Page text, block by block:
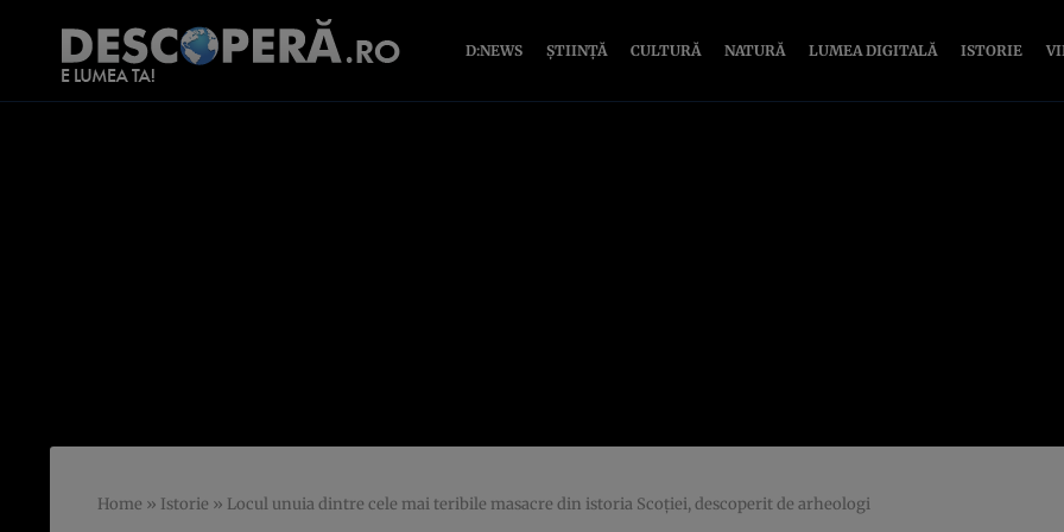
D:NEWS ȘTIINȚĂ CULTURĂ NATURĂ LUMEA DIGITALĂ ISTORIE
Home » Istorie » Locul unuia dintre cele mai teribile masacre din istoria Scoţiei, descoperit de arheologi